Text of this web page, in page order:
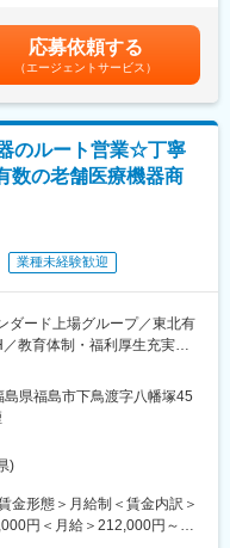
器の輸入販売を行い、心臓
手術用機器、人工透析関連
扱っています。専門性の高
れ、1992年の設立以来成長
心に全国9か所で営業所を展
心臓・循環器系の医療機器メ
存在です。今から85年以上
し、技術力においても国内
務理解、取扱製品について学
ます。既存社員の業務サポー
を取得して頂きます。
解や導入事例など営業活動
ォローもしやすい環境で
して、心電計をはじめとす
どの治療装置、AEDの普及
選考を通じて上下する可能
を含めた表記です。
応募依頼する
（エージェントサービス）
のルート営業☆丁寧
数の老舗医療機器商
業種未経験歓迎
ダード上場グループ／東北有
教育体制・福利厚生充実
行員・教員の方などご活躍
ニーズを把握しながら適切に
ら人工関節のような身体に
機器を取り扱っています。
県福島市下鳥渡字八幡塚45
)
金形態＞月給制＜賃金内訳＞
円＜月給＞212,000円～